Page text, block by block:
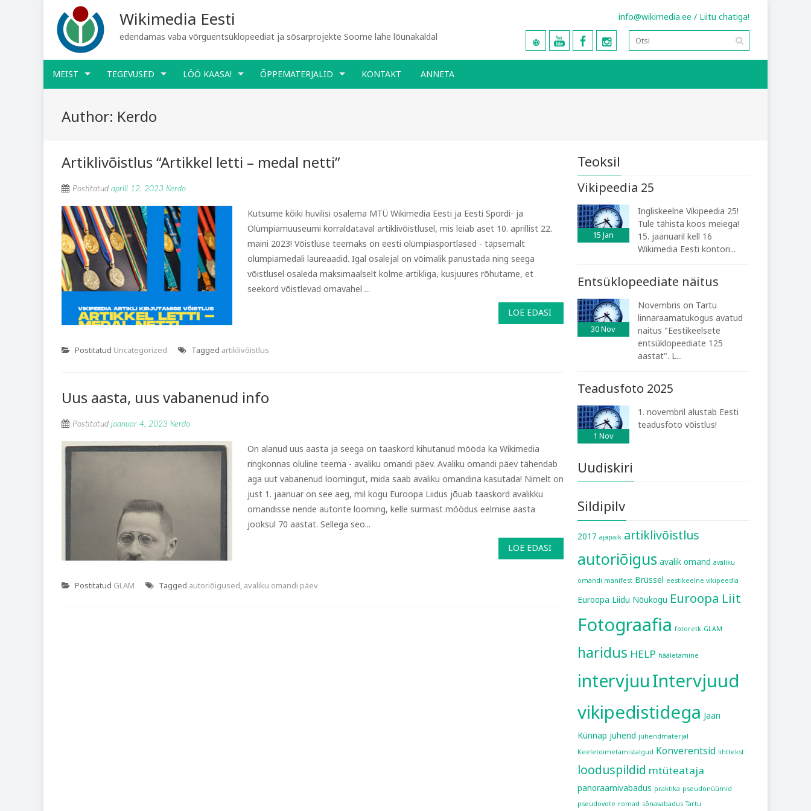
Wikimedia Eesti
edendamas vaba võrguentsüklopeediat ja sõsarprojekte Soome lahe lõunakaldal
info@wikimedia.ee / Liitu chatiga!
MEIST TEGEVUSED LÖÖ KAASA! ÕPPEMATERJALID KONTAKT ANNETA
Author: Kerdo
Artiklivõistlus “Artikkel letti – medal netti”
Postitatud aprill 12, 2023 Kerdo
Kutsume kõiki huvilisi osalema MTÜ Wikimedia Eesti ja Eesti Spordi- ja
Olümpiamuuseumi korraldataval artiklivõistlusel, mis leiab aset 10. aprillist 22.
maini 2023! Võistluse teemaks on eesti olümpiasportlased - täpsemalt
olümpiamedali laureaadid. Igal osalejal on võimalik panustada ning seega
võistlusel osaleda maksimaalselt kolme artikliga, kusjuures rõhutame, et
seekord võistlevad omavahel ...
LOE EDASI
Postitatud Uncategorized Tagged artiklivõistlus
Uus aasta, uus vabanenud info
Postitatud jaanuar 4, 2023 Kerdo
On alanud uus aasta ja seega on taaskord kihutanud mööda ka Wikimedia
ringkonnas oluline teema - avaliku omandi päev. Avaliku omandi päev tähendab
aga uut vabanenud loomingut, mida saab avaliku omandina kasutada! Nimelt on
just 1. jaanuar on see aeg, mil kogu Euroopa Liidus jõuab taaskord avalikku
omandisse nende autorite looming, kelle surmast möödus eelmise aasta
jooksul 70 aastat. Sellega seo...
LOE EDASI
Postitatud GLAM Tagged autoriõigused, avaliku omandi päev
Teoksil
Vikipeedia 25
15 Jan
Ingliskeelne Vikipeedia 25!
Tule tähista koos meiega!
15. jaanuaril kell 16
Wikimedia Eesti kontori...
Entsüklopeediate näitus
30Nov
Novembris on Tartu
linnaraamatukogus avatud
näitus "Eestikeelsete
entsüklopeediate 125
aastat". L...
Teadusfoto 2025
1 Nov
1. novembril alustab Eesti
teadusfoto võistlus!
Uudiskiri
Sildipilv
2017 ajapaik artiklivõistlus
autoriõigus avalik omand avaliku
omandi manifest Brüssel eestikeelne vikipeedia
Euroopa Liidu Nõukogu Euroopa Liit
Fotograafia fotoretk GLAM
haridus HELP hääletamine
intervjuuIntervjuud
vikipedistidega Jaan
Künnap juhend juhendmaterjal
Keeletoimetamistalgud Konverentsid lihttekst
looduspildid mtüteataja
panoraamivabadus praktika pseudonüümid
pseudovote romad sõnavabadus Tartu